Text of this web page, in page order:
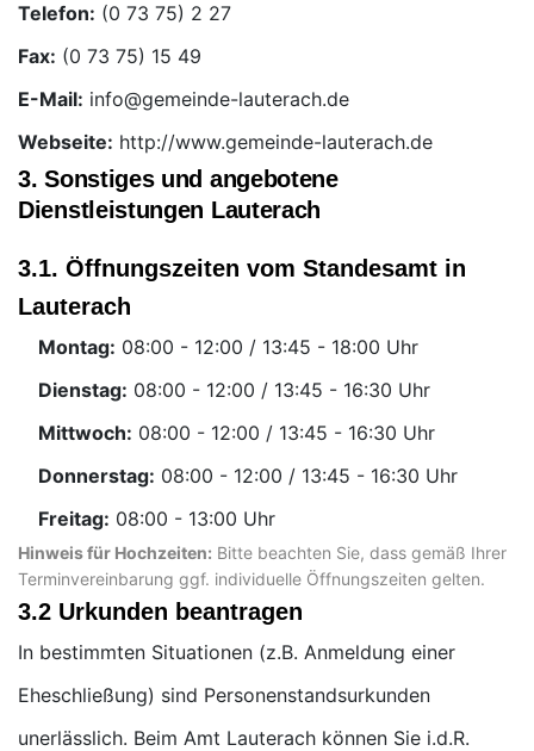
Telefon:
Fax:
E-Mail:
Webseite: http://www.gemeinde-lauterach.de
3. Sonstiges und angebotene
Dienstleistungen Lauterach
3.1. Öffnungszeiten vom Standesamt in
Lauterach
Montag:
Uhr
Dienstag:
Uhr
Mittwoch:
Uhr
Donnerstag:
Uhr
Freitag:
Uhr
Hinweis für Hochzeiten: Bitte beachten Sie, dass gemäß Ihrer
Terminvereinbarung ggf. individuelle Öffnungszeiten gelten.
3.2 Urkunden beantragen
In bestimmten Situationen (z.B. Anmeldung einer
Eheschließung) sind Personenstandsurkunden
unerlässlich. Beim Amt Lauterach können Sie i.d.R.